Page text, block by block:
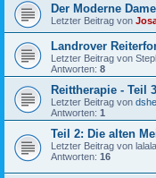
Der Moderne
Letzter Beitrag von
Landrover
Letzter Beitrag von
Antworten: 8
Reittherapie - Teil 3
Letzter Beitrag von
Antworten: 1
Teil 2: Die alten
Letzter Beitrag von lalala
Antworten: 16